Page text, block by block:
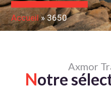
Accueil»3650
Axmor
Notre